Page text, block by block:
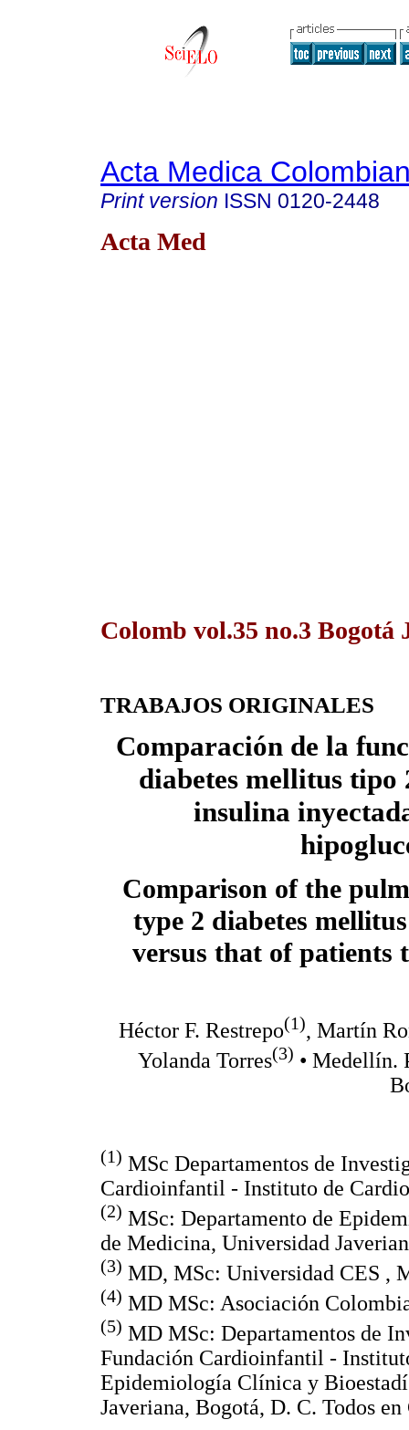
Acta Medica
Print version ISSN 0120-2448
Acta Med
Colomb vol.35 no.3 Bogotá
TRABAJOS ORIGINALES
Comparación de la
diabetes mellitus tipo
insulina
Comparison of the
type 2 diabetes
versus that of patients
Héctor F. Restrepo(1), Martín
Yolanda Torres(3) • Medellín.
(1) MSc Departamentos de
Cardioinfantil - Instituto de
(2) MSc: Departamento de
de Medicina, Universidad
(3) MD, MSc: Universidad CES ,
(4) MD MSc: Asociación
(5) MD MSc: Departamentos de
Fundación Cardioinfantil -
Epidemiología Clínica y
Javeriana, Bogotá, D. C. Todos